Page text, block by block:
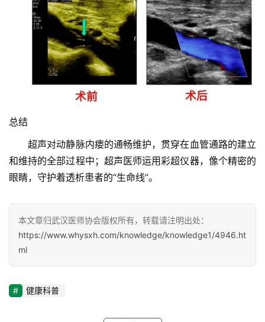
普
通
知
告
联
系
登录
总结
超声对动静脉内瘘的通畅维护，贯穿在血管通路的建立
和维持的全部过程中；超声医师运用彩超仪器，像个精密的
眼睛，守护着透析患者的“生命线”。
本文章归武汉医师协会版权所有，转载请注明出处：
https://www.whysxh.com/knowledge/knowledge1/4946.ht
ml
健康科普